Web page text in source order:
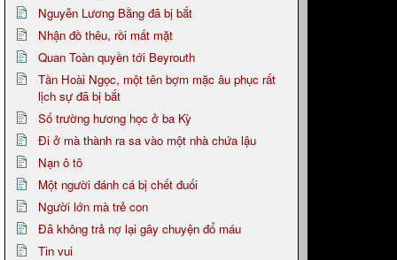
Nguyễn Lương Bằng đã bị bắt
Nhận đồ thêu, rồi mất mặt
Quan Toàn quyền tới Beyrouth
Tần Hoài Ngọc, một tên bợm mặc âu phục rất
lịch sự đã bị bắt
Số trường hương học ở ba Kỳ
Đi ở mà thành ra sa vào một nhà chứa lậu
Nạn ô tô
Một người đánh cá bị chết đuối
Người lớn mà trẻ con
Đã không trả nợ lại gây chuyện đổ máu
Tin vui